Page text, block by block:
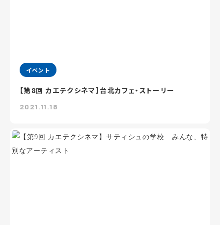
イベント
【第8回 カエテクシネマ】台北カフェ・ストーリー
2021.11.18